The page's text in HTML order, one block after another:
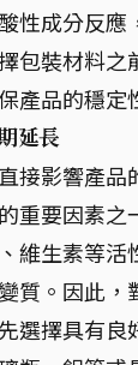
性成分反應
包裝材料之
產品的穩定
延長
接影響產品
重要因素之
維生素等活
質。因此，
選擇具有良